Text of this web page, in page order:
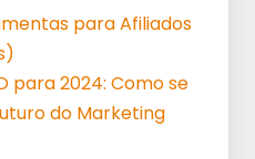
para Afiliados
para 2024: Como se
do Marketing